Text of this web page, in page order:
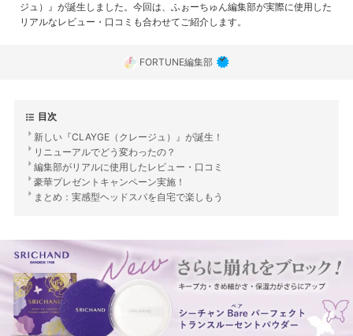
ジュ）』が誕生しました。今回は、ふぉーちゅん編集部が実際に使用した
リアルなレビュー・口コミも合わせてご紹介します。
FORTUNE編集部
目次
新しい『CLAYGE（クレージュ）』が誕生！
リニューアルでどう変わったの？
編集部がリアルに使用したレビュー・口コミ
豪華プレゼントキャンペーン実施！
まとめ：実感型ヘッドスパを自宅で楽しもう